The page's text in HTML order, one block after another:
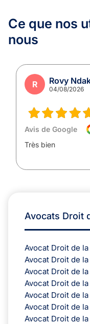
Ce que nos
nous
R Rovy
04/08/2026
Avis de Google
Très bien
Avocats Droit
Avocat Droit de
Avocat Droit de
Avocat Droit de
Avocat Droit de
Avocat Droit de
Avocat Droit de
Avocat Droit de